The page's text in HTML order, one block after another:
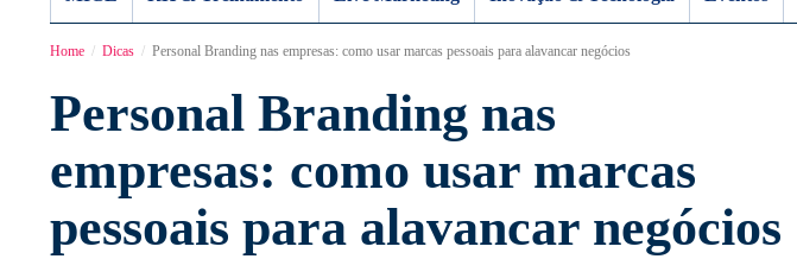
Home Dicas Personal Branding nas empresas: como usar marcas pessoais para alavancar negócios
Personal Branding nas
empresas: como usar marcas
pessoais para alavancar negócios